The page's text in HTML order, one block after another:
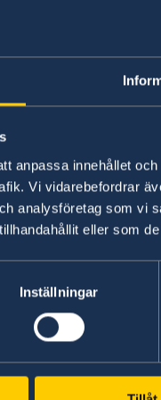
anpassa innehållet
Vi vidarebefordrar
analysföretag som vi
eller som
Inställningar
I praktiken
som en
befogenhet att
till Kina tills
medborgarskapet
Kina.
Observera att vid
utländskt
innebär att
till svenska